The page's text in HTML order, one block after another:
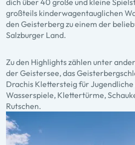
dich über 40 große und kleine
großteils kinderwagentauglichen
den Geisterberg zu einem der
Salzburger Land.
Zu den Highlights zählen unter
der Geistersee, das
Drachis Klettersteig für
Wasserspiele, Klettertürme,
Rutschen.